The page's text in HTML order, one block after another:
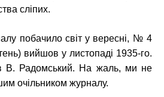
сліпих.
побачило світ у вересні, № 4
вийшов у листопаді 1935-го.
В. Радомський. На жаль, ми не
очільником журналу.